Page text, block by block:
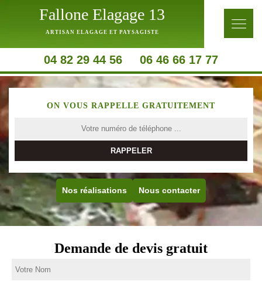
Fallone Elagage 13
ARTISAN ELAGAGE ET PAYSAGISTE
04 82 29 44 56 06 46 66 17 77
ON VOUS RAPPELLE GRATUITEMENT
Nos réalisations Nous contacter
Demande de devis gratuit